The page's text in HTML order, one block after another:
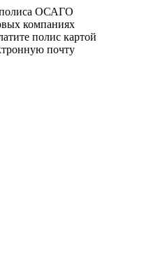
полиса ОСАГО
компаниях
полис картой
почту